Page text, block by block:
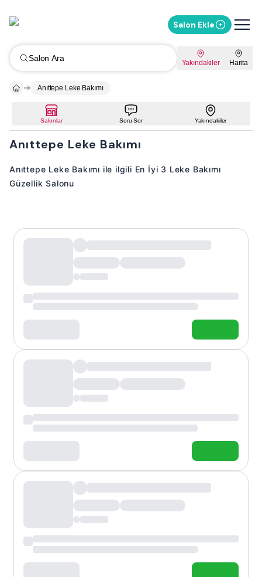
Salon Ekle
Salon Ara Yakındakiler Harita
Anıttepe Leke Bakımı
Salonlar Soru Sor Yakındakiler
Anıttepe Leke Bakımı
Anıttepe Leke Bakımı ile ilgili En İyi 3 Leke Bakımı
Güzellik Salonu